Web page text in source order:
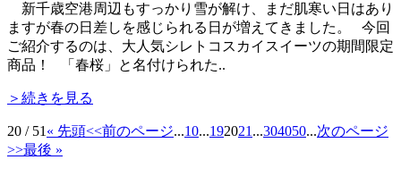
新千歳空港周辺もすっかり雪が解け、まだ肌寒い日はあり
ますが春の日差しを感じられる日が増えてきました。 今回
ご紹介するのは、大人気シレトコスカイスイーツの期間限定
商品！ 「春桜」と名付けられた..
＞続きを見る
20 / 51 « 先頭<<前のページ...10...192021 ...304050...次のページ
>>最後 »